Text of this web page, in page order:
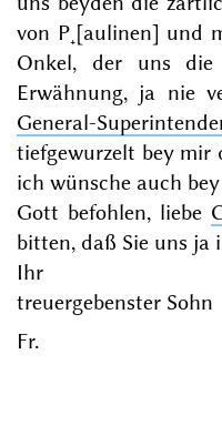
von P˖[aulinen] und
Onkel, der uns die
Erwähnung, ja nie
General-
tiefgewurzelt bey mir
ich wünsche auch
Gott befohlen, liebe
bitten, daß Sie uns ja
Ihr
treuergebenster Sohn
Fr.